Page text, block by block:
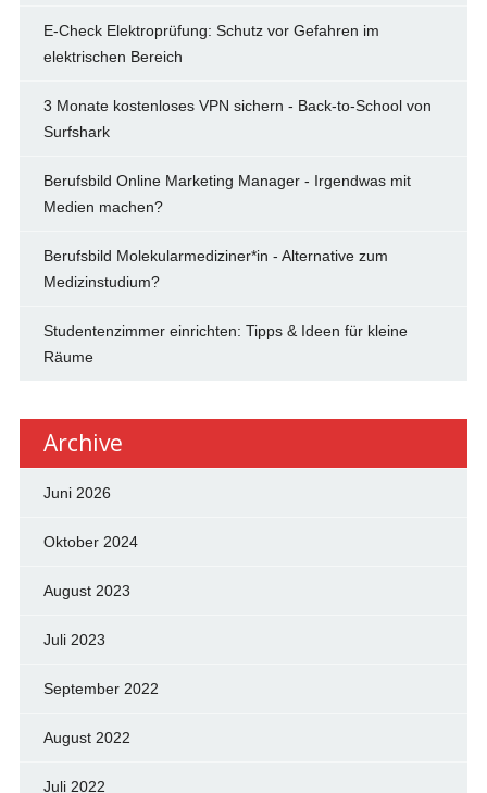
E-Check Elektroprüfung: Schutz vor Gefahren im
elektrischen Bereich
3 Monate kostenloses VPN sichern - Back-to-School von
Surfshark
Berufsbild Online Marketing Manager - Irgendwas mit
Medien machen?
Berufsbild Molekularmediziner*in - Alternative zum
Medizinstudium?
Studentenzimmer einrichten: Tipps & Ideen für kleine
Räume
Archive
Juni 2026
Oktober 2024
August 2023
Juli 2023
September 2022
August 2022
Juli 2022